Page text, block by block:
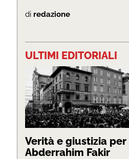
di redazione
ULTIMI EDITORIALI
Verità e giustizia per
Abderrahim Fakir